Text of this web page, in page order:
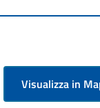
Visualizza in